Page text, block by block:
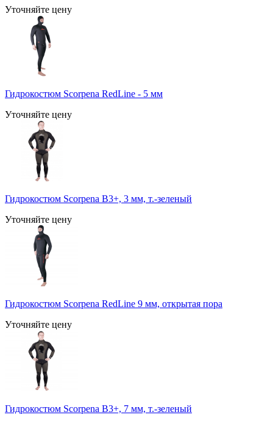
Уточняйте цену
Гидрокостюм Scorpena RedLine - 5 мм
Уточняйте цену
Гидрокостюм Scorpena B3+, 3 мм, т.-зеленый
Уточняйте цену
Гидрокостюм Scorpena RedLine 9 мм, открытая пора
Уточняйте цену
Гидрокостюм Scorpena B3+, 7 мм, т.-зеленый